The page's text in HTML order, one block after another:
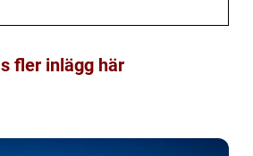
fler inlägg här